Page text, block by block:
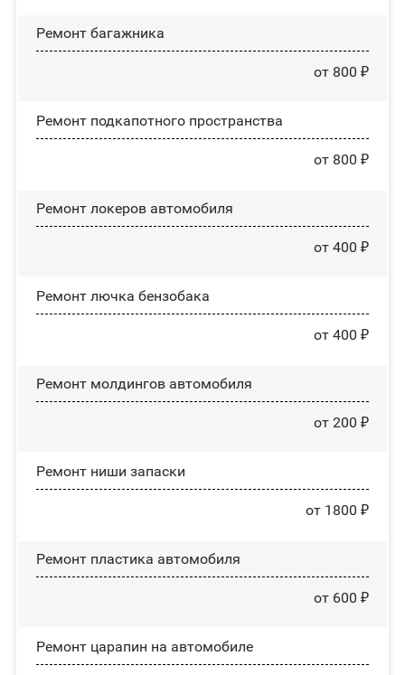
Ремонт багажника
от 800 ₽
Ремонт подкапотного пространства
от 800 ₽
Ремонт лoĸepoв автомобиля
от 400 ₽
Ремонт лючка бензобака
от 400 ₽
Ремонт молдингов автомобиля
от 200 ₽
Ремонт ниши запаски
от 1800 ₽
Ремонт пластика автомобиля
от 600 ₽
Ремонт царапин на автомобиле